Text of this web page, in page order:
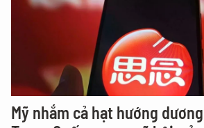
Mỹ nhắm cả hạt hướng